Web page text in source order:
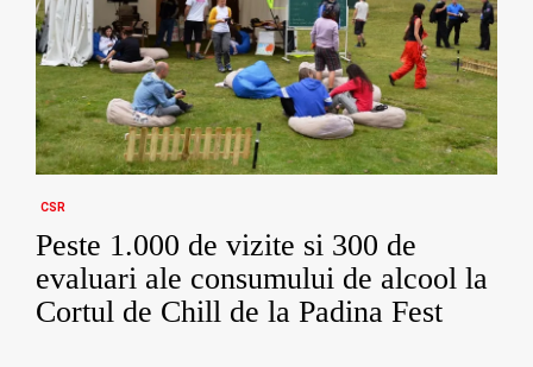
CSR
Peste 1.000 de vizite si 300 de
evaluari ale consumului de alcool la
Cortul de Chill de la Padina Fest